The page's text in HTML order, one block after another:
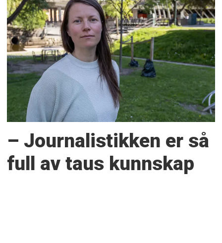
– Journalistikken er så
full av taus kunnskap